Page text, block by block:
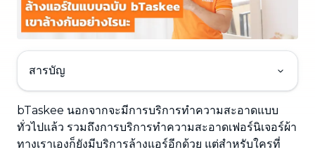
สารบัญ
bTaskee นอกจากจะมีการบริการทำความสะอาดแบบ
ทั่วไปแล้ว รวมถึงการบริการทำความสะอาดเฟอร์นิเจอร์ผ้า
ทางเราเองก็ยังมีบริการล้างแอร์อีกด้วย แต่สำหรับใครที่